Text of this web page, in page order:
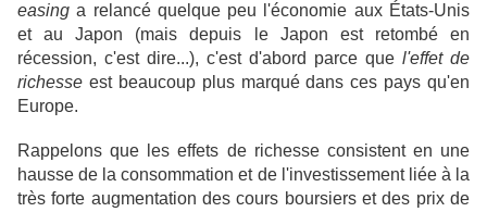
easing a relancé quelque peu l'économie aux États-Unis
et au Japon (mais depuis le Japon est retombé en
récession, c'est dire...), c'est d'abord parce que l'effet de
richesse est beaucoup plus marqué dans ces pays qu'en
Europe.
Rappelons que
les effets de richesse consistent en une
hausse de la consommation et de l'investissement liée à la
très forte augmentation des cours boursiers et des prix de